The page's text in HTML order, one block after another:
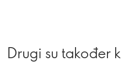
Drugi su također